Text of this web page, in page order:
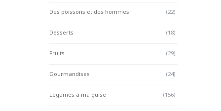
Des poissons et des hommes (22)
Desserts (18)
Fruits (29)
Gourmandises (24)
Légumes à ma guise (156)